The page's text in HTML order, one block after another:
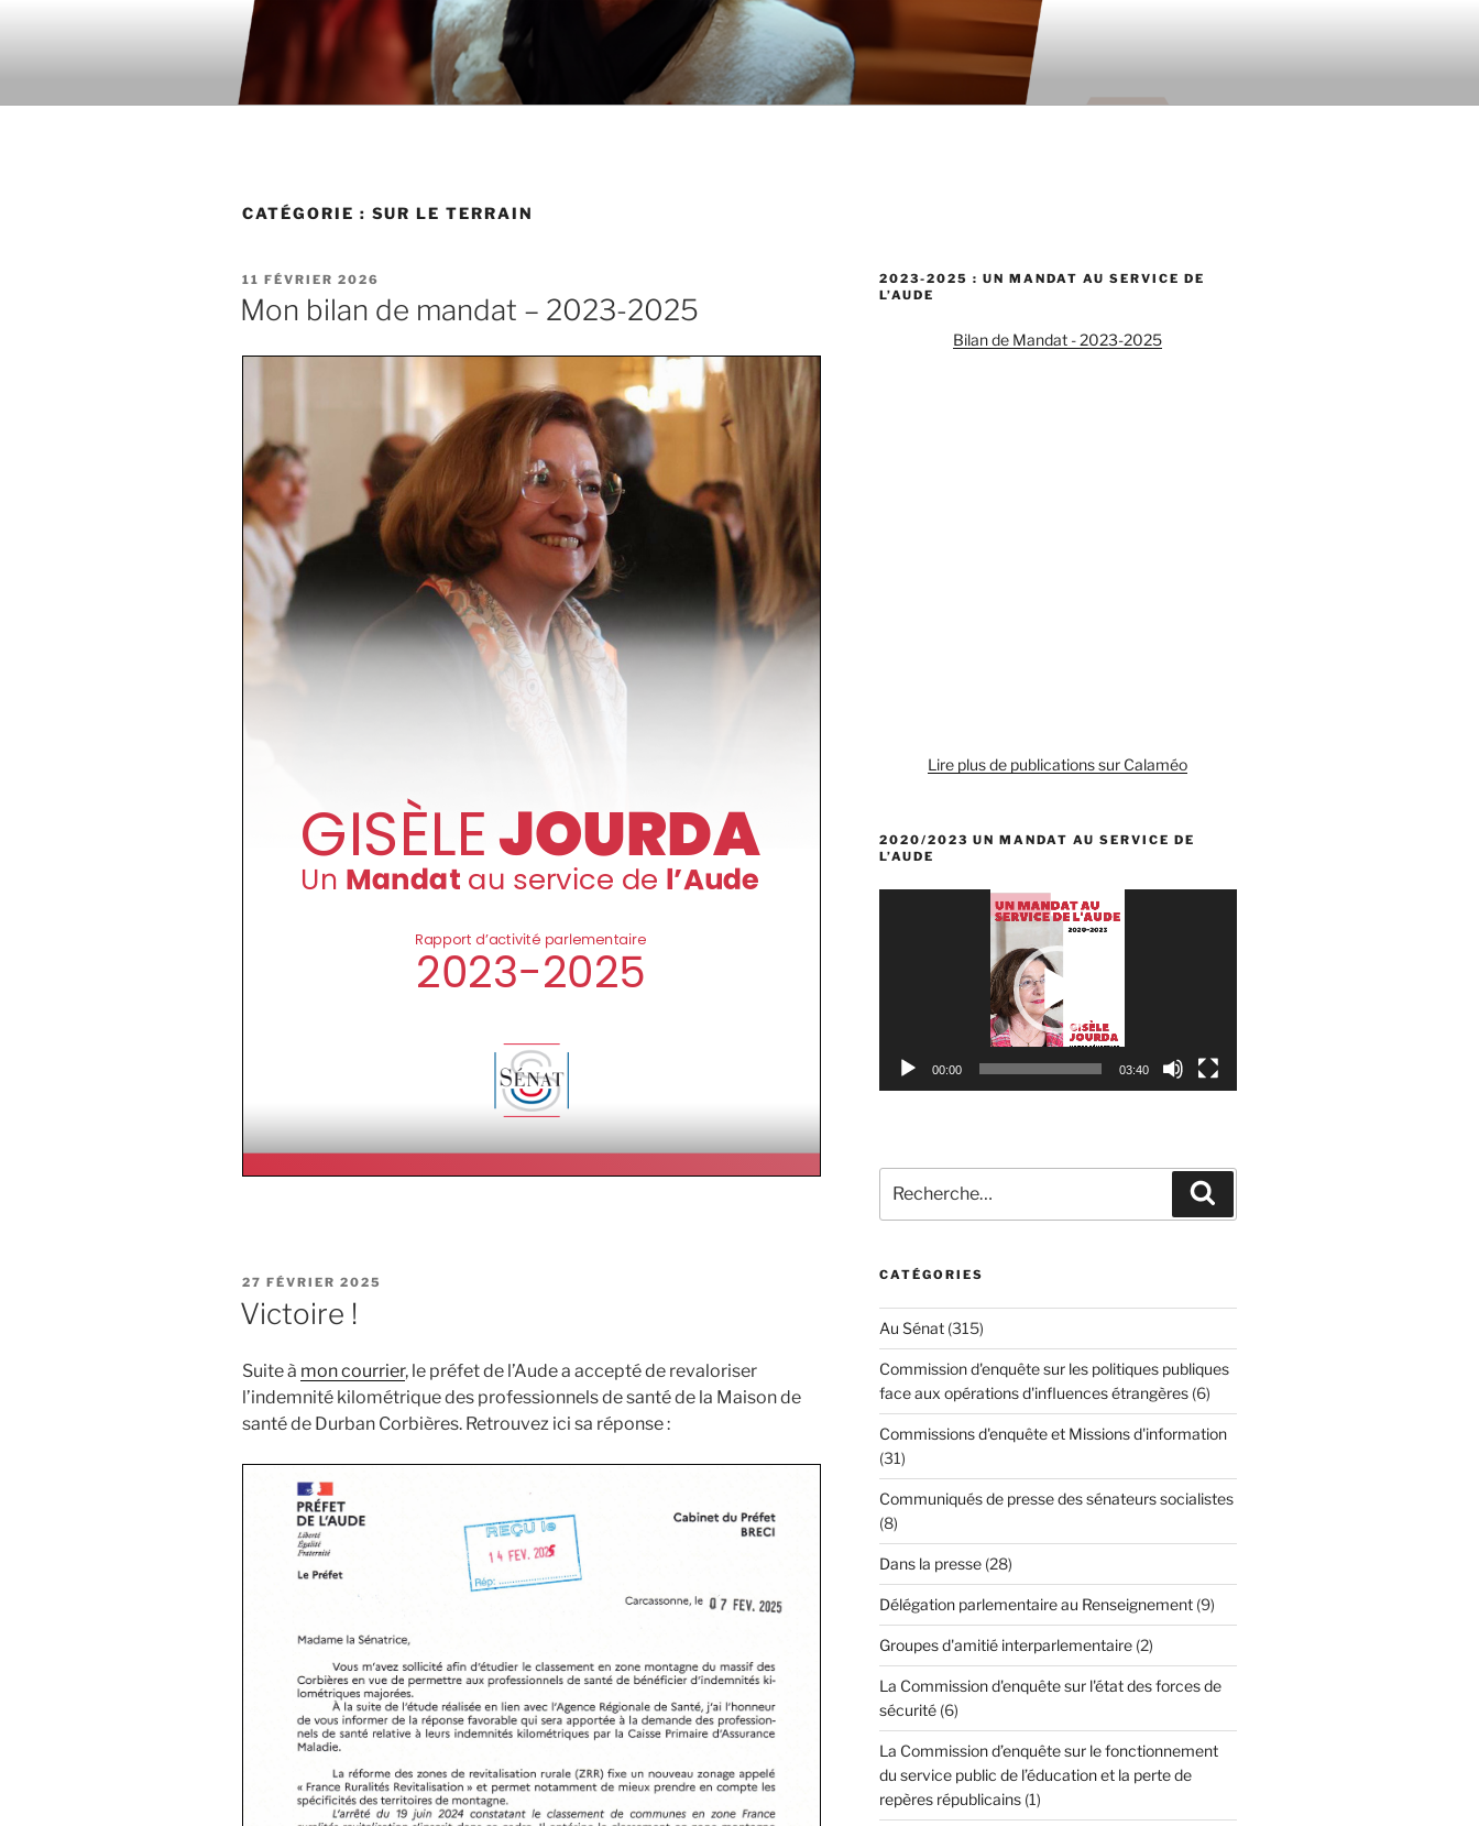
CATÉGORIE : SUR LE TERRAIN
PUBLIÉ
LE
11 FÉVRIER 2026
Mon bilan de mandat – 2023-2025
PUBLIÉ
LE
27 FÉVRIER 2025
Victoire !
Suite à mon courrier, le préfet de l’Aude a accepté de revaloriser
l’indemnité kilométrique des professionnels de santé de la Maison de
santé de Durban Corbières. Retrouvez ici sa réponse :
2023-2025 : UN MANDAT AU SERVICE DE
L’AUDE
Bilan de Mandat - 2023-2025
Lire plus de publications sur Calaméo
2020/2023 UN MANDAT AU SERVICE DE
L’AUDE
00:00 03:40
pour
CATÉGORIES
Au Sénat(315)
Commission d'enquête sur les politiques publiques
face aux opérations d'influences étrangères(6)
Commissions d'enquête et Missions d'information
(31)
Communiqués de presse des sénateurs socialistes
(8)
Dans la presse(28)
Délégation parlementaire au Renseignement(9)
Groupes d'amitié interparlementaire(2)
La Commission d'enquête sur l'état des forces de
sécurité(6)
La Commission d’enquête sur le fonctionnement
du service public de l’éducation et la perte de
repères républicains(1)